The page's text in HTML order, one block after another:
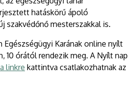
hatáskörű ápoló
szakvédőnő mesterszakkal is.
Egészségügyi Karának online nyílt
10 órától rendezik meg. A Nyílt nap
linkre kattintva csatlakozhatnak az